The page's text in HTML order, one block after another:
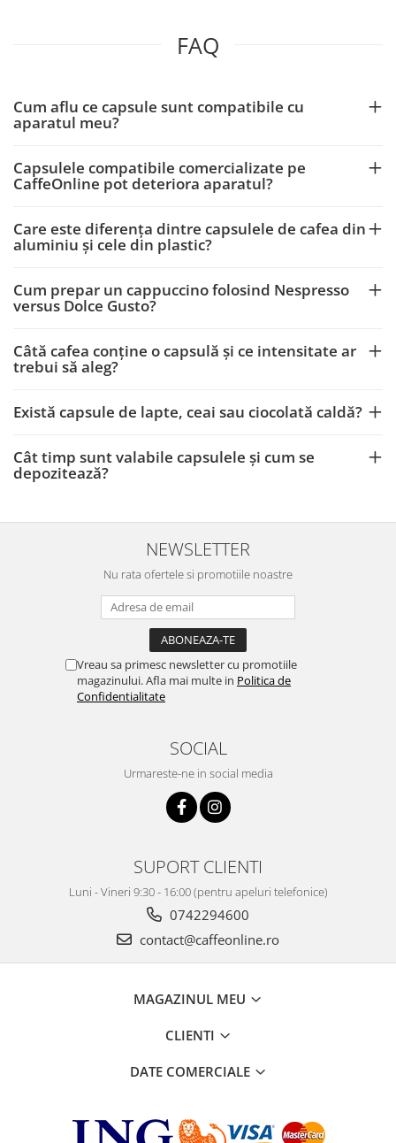
FAQ
Cum aflu ce capsule sunt compatibile cu
aparatul meu?
Capsulele compatibile comercializate pe
CaffeOnline pot deteriora aparatul?
Care este diferența dintre capsulele de cafea din
aluminiu și cele din plastic?
Cum prepar un cappuccino folosind Nespresso
versus Dolce Gusto?
Câtă cafea conține o capsulă și ce intensitate ar
trebui să aleg?
Există capsule de lapte, ceai sau ciocolată caldă?
Cât timp sunt valabile capsulele și cum se
depozitează?
NEWSLETTER
Nu rata ofertele si promotiile noastre
Vreau sa primesc newsletter cu promotiile
magazinului. Afla mai multe in Politica de
Confidentialitate
SOCIAL
Urmareste-ne in social media
SUPORT CLIENTI
Luni - Vineri 9:30 - 16:00 (pentru apeluri telefonice)
0742294600
contact@caffeonline.ro
MAGAZINUL MEU
CLIENTI
DATE COMERCIALE